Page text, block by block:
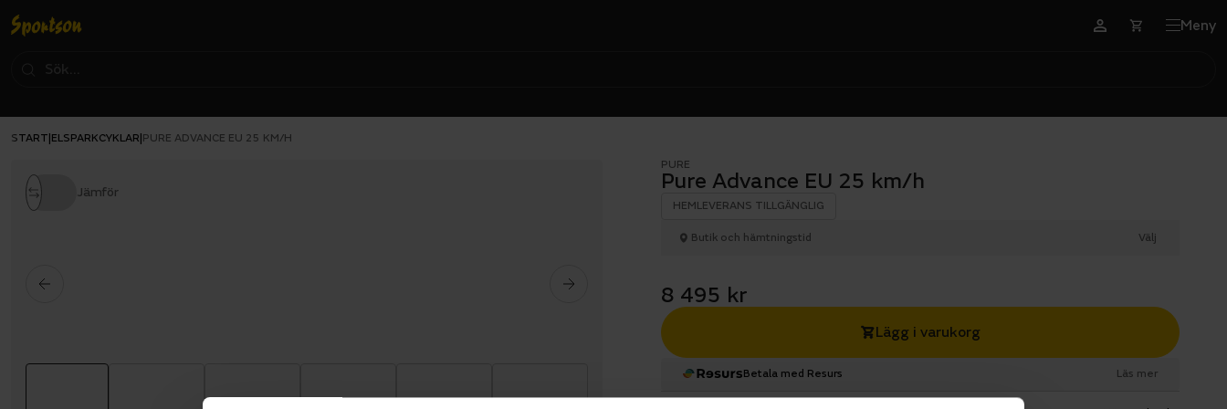
Meny
START ELSPARKCYKLAR PURE ADVANCE EU 25 KM/H
Jämför
PURE
Pure Advance EU 25 km/h
HEMLEVERANS TILLGÄNGLIG
Butik och hämtningstid Välj
8 495 kr
Lägg i varukorg
Betala med Resurs Läs mer